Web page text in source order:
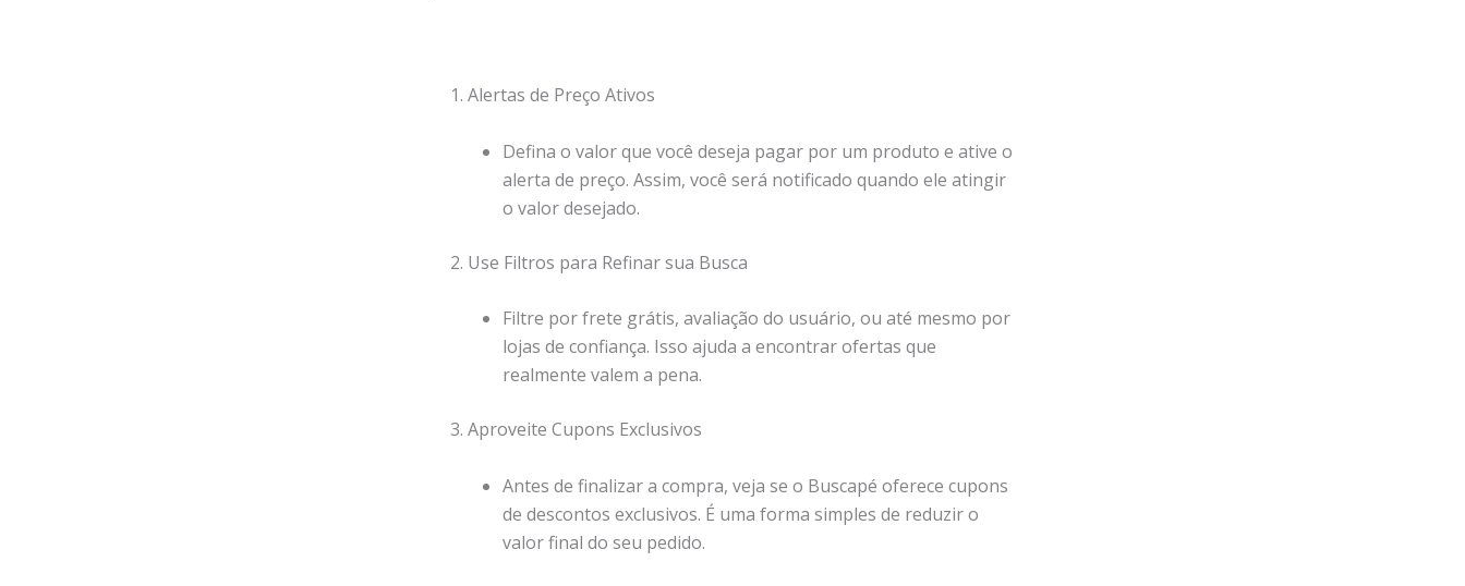
1. Alertas de Preço Ativos
Defina o valor que você deseja pagar por um produto e ative o
alerta de preço. Assim, você será notificado quando ele atingir
o valor desejado.
2. Use Filtros para Refinar sua Busca
Filtre por frete grátis, avaliação do usuário, ou até mesmo por
lojas de confiança. Isso ajuda a encontrar ofertas que
realmente valem a pena.
3. Aproveite Cupons Exclusivos
Antes de finalizar a compra, veja se o Buscapé oferece cupons
de descontos exclusivos. É uma forma simples de reduzir o
valor final do seu pedido.